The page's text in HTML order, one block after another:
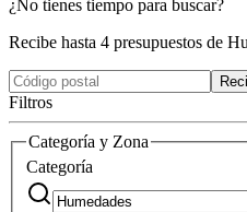
¿No tienes tiempo para buscar?
Recibe hasta 4 presupuestos de
Filtros
Categoría y Zona
Categoría